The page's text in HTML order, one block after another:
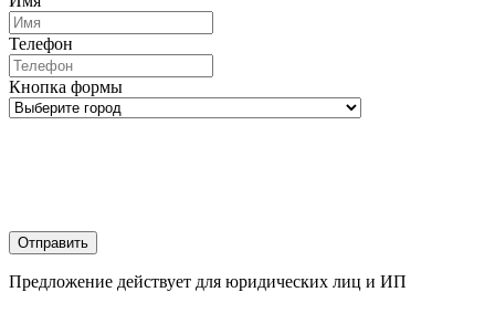
Телефон
Кнопка формы
Отправить
Предложение действует для юридических лиц и ИП